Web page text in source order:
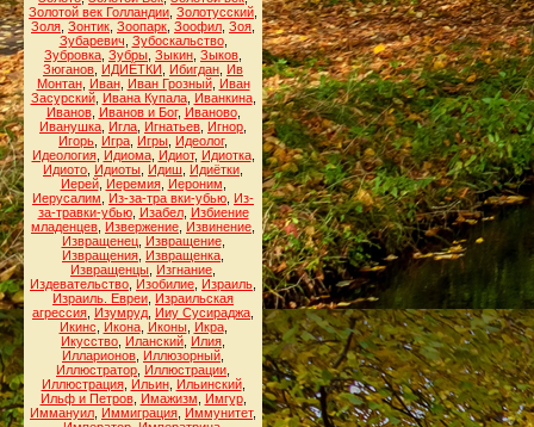
Золотой век Голландии Золотусский
Золя Зонтик Зоопарк Зоофил Зоя
Зубаревич Зубоскальство,
Зубровка Зубры Зыкин Зыков
Зюганов ИДИЁТКИ Ибигдан Ив
Монтан, Иван, Иван Грозный, Иван
Засурский, Ивана Купала, Иванкина,
Иванов, Иванов и Бог, Иваново,
Иванушка Игла Игнатьев Игнор
Игорь Игра Игры Идеолог,
Идеология, Идиома, Идиот, Идиотка,
Идиото Идиоты Идиш Идиётки
Иерей, Иеремия, Иероним
Иерусалим
Из-за-тра вки-убью Из-
за-травки-убью, Изабел, Избиение
младенцев Извержение Извинение
Извращенец, Извращение,
Извращения Извращенка
Извращенцы Изгнание
Издевательство Изобилие Израиль
Израиль. Евреи Израильская
агрессия Изумруд Ииу Сусираджа
Икинс
Икона, Иконы, Икра,
Икусство Иланский Илия
Илларионов Иллюзорный
Иллюстратор Иллюстрации
Иллюстрация, Ильин, Ильинский,
Ильф и Петров, Имажизм Имгур,
Иммануил Иммиграция Иммунитет,